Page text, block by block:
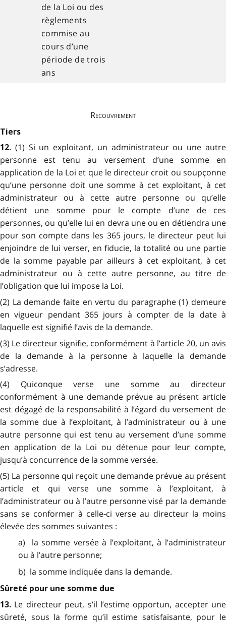
de la Loi ou des
règlements
commise au
cours d’une
période de trois
ans
Recouvrement
Tiers
12. (1) Si un exploitant, un administrateur ou une autre
personne est tenu au versement d’une somme en
application de la Loi et que le directeur croit ou soupçonne
qu’une personne doit une somme à cet exploitant, à cet
administrateur ou à cette autre personne ou qu’elle
détient une somme pour le compte d’une de ces
personnes, ou qu’elle lui en devra une ou en détiendra une
pour son compte dans les 365 jours, le directeur peut lui
enjoindre de lui verser, en fiducie, la totalité ou une partie
de la somme payable par ailleurs à cet exploitant, à cet
administrateur ou à cette autre personne, au titre de
l’obligation que lui impose la Loi.
(2) La demande faite en vertu du paragraphe (1) demeure
en vigueur pendant 365 jours à compter de la date à
laquelle est signifié l’avis de la demande.
(3) Le directeur signifie, conformément à l’article 20, un avis
de la demande à la personne à laquelle la demande
s’adresse.
(4) Quiconque verse une somme au directeur
conformément à une demande prévue au présent article
est dégagé de la responsabilité à l’égard du versement de
la somme due à l’exploitant, à l’administrateur ou à une
autre personne qui est tenu au versement d’une somme
en application de la Loi ou détenue pour leur compte,
jusqu’à concurrence de la somme versée.
(5) La personne qui reçoit une demande prévue au présent
article et qui verse une somme à l’exploitant, à
l’administrateur ou à l’autre personne visé par la demande
sans se conformer à celle-ci verse au directeur la moins
élevée des sommes suivantes :
a) la somme versée à l’exploitant, à l’administrateur
ou à l’autre personne;
b) la somme indiquée dans la demande.
Sûreté pour une somme due
13. Le directeur peut, s’il l’estime opportun, accepter une
sûreté, sous la forme qu’il estime satisfaisante, pour le